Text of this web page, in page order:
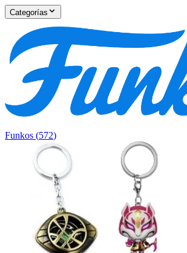
Categorías
Funkos (572)